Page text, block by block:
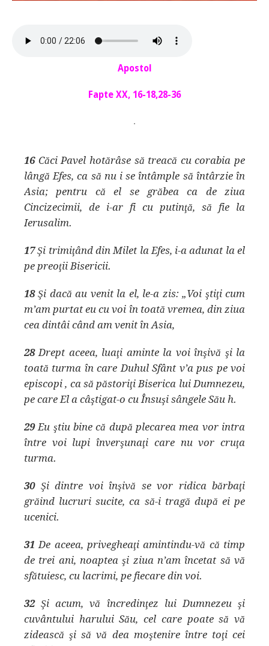
Apostol
Fapte XX, 16-18,28-36
.
16Căci Pavel hotărâse să treacă cu corabia pe
lângă Efes, ca să nu i se întâmple să întârzie în
Asia; pentru că el se grăbea ca de ziua
Cincizecimii, de i-ar fi cu putinţă, să fie la
Ierusalim.
17Şi trimiţând din Milet la Efes, i-a adunat la el
pe preoţii Bisericii.
18Şi dacă au venit la el, le-a zis: „Voi ştiţi cum
m’am purtat eu cu voi în toată vremea, din ziua
cea dintâi când am venit în Asia,
28 Drept aceea, luaţi aminte la voi înşivă şi la
toată turma în care Duhul Sfânt v’a pus pe voi
episcopi , ca să păstoriţi Biserica lui Dumnezeu,
pe care El a câştigat-o cu Însuşi sângele Său h.
29 Eu ştiu bine că după plecarea mea vor intra
între voi lupi înverşunaţi care nu vor cruţa
turma.
30 Şi dintre voi înşivă se vor ridica bărbaţi
grăind lucruri sucite, ca să-i tragă după ei pe
ucenici.
31 De aceea, privegheaţi amintindu-vă că timp
de trei ani, noaptea şi ziua n’am încetat să vă
sfătuiesc, cu lacrimi, pe fiecare din voi.
32Şi acum, vă încredinţez lui Dumnezeu şi
cuvântului harului Său, cel care poate să vă
zidească şi să vă dea moştenire între toţi cei